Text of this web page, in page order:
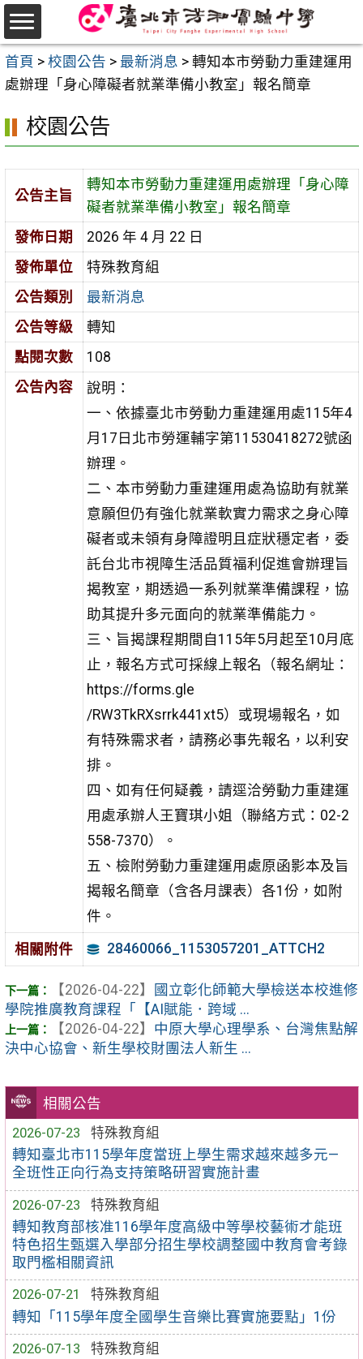
跳
至
主
要
區
首頁 > 校園公告 > 最新消息 > 轉知本市勞動力重建運用
處辦理「身心障礙者就業準備小教室」報名簡章
相關公告
2026-07-23
特殊教育組
轉知臺北市115學年度當班上學生需求越來越多元—
全班性正向行為支持策略研習實施計畫
2026-07-23
特殊教育組
轉知教育部核准116學年度高級中等學校藝術才能班
特色招生甄選入學部分招生學校調整國中教育會考錄
取門檻相關資訊
2026-07-21
特殊教育組
轉知「115學年度全國學生音樂比賽實施要點」1份
2026-07-13
特殊教育組
校園公告
公告主旨
轉知本市勞動力重建運用處辦理「身心障
礙者就業準備小教室」報名簡章
發佈日期
2026 年 4 月 22 日
發佈單位
特殊教育組
公告類別
最新消息
公告等級
轉知
點閱次數
108
公告內容
說明：
一、依據臺北市勞動力重建運用處115年4
月17日北市勞運輔字第11530418272號函
辦理。
二、本市勞動力重建運用處為協助有就業
意願但仍有強化就業軟實力需求之身心障
礙者或未領有身障證明且症狀穩定者，委
託台北市視障生活品質福利促進會辦理旨
揭教室，期透過一系列就業準備課程，協
助其提升多元面向的就業準備能力。
三、旨揭課程期間自115年5月起至10月底
止，報名方式可採線上報名（報名網址：
https://forms.gle
/RW3TkRXsrrk441xt5）或現場報名，如
有特殊需求者，請務必事先報名，以利安
排。
四、如有任何疑義，請逕洽勞動力重建運
用處承辦人王寶琪小姐（聯絡方式：02-2
558-7370）。
五、檢附勞動力重建運用處原函影本及旨
揭報名簡章（含各月課表）各1份，如附
件。
相關附件 28460066_1153057201_ATTCH2
【2026-04-22】
國立彰化師範大學檢送本校進修
學院推廣教育課程「【AI賦能．跨域 ...
【2026-04-22】 中原大學心理學系、台灣焦點解
決中心協會、新生學校財團法人新生 ...
選
單